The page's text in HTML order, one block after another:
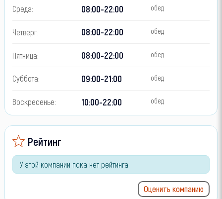
Среда: 08:00-22:00 обед
Четверг: 08:00-22:00 обед
Пятница: 08:00-22:00 обед
Суббота: 09:00-21:00 обед
Воскресенье: 10:00-22:00 обед
Рейтинг
У этой компании пока нет рейтинга
Оценить компанию